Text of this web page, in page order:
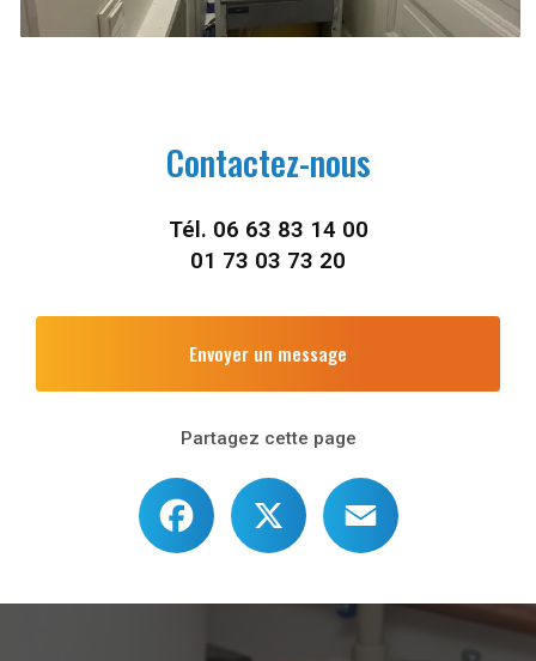
Contactez-nous
Tél. 06 63 83 14 00
01 73 03 73 20
Envoyer un message
Partagez cette page
Facebook